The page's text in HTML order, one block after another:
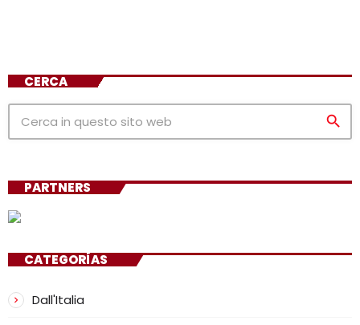
CERCA
search
PARTNERS
CATEGORÍAS
Dall'Italia